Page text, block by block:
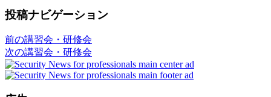
投稿ナビゲーション
前の講習会・研修会
次の講習会・研修会